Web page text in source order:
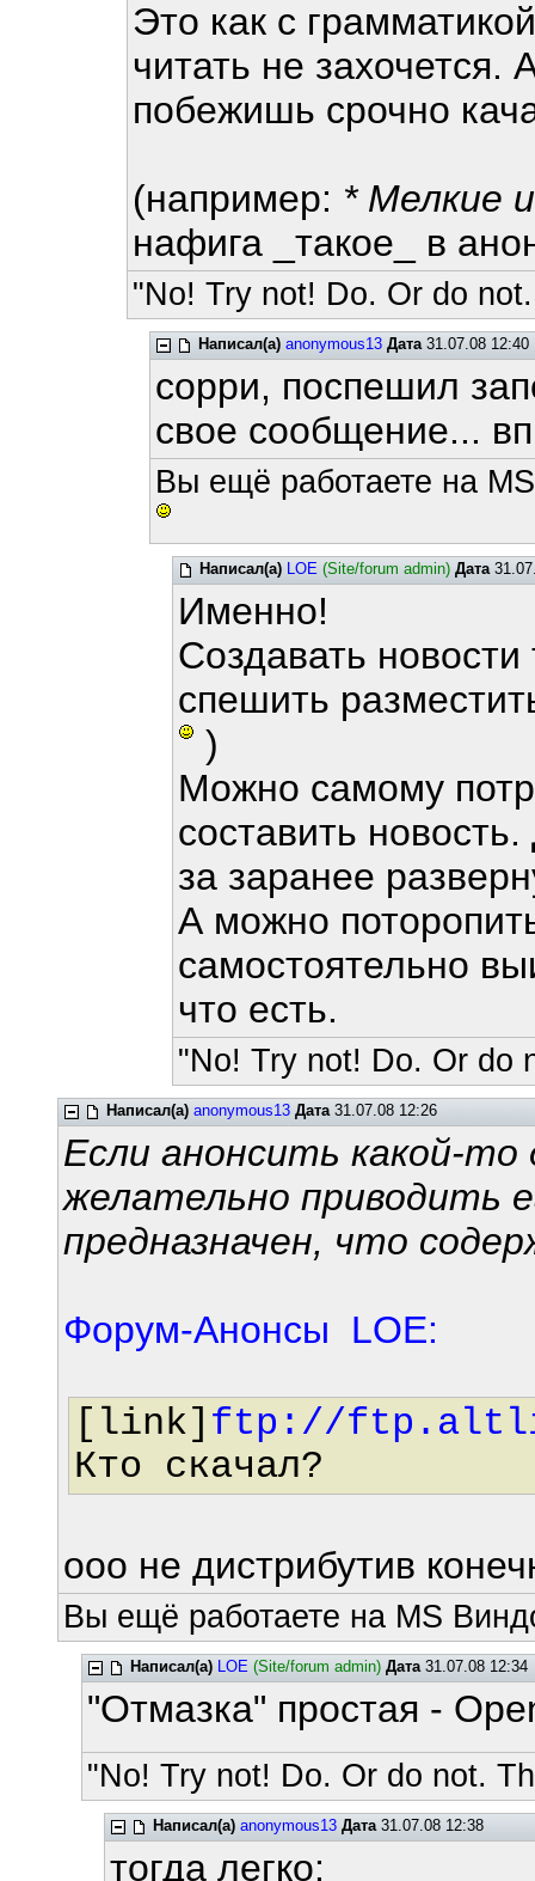
Это как с
читать не захочется.
побежишь срочно
(например: * Мелкие
нафига _такое_ в
"No! Try not! Do. Or do
Написал(а) anonymous13 Дата31.07.08 12:40
сорри, поспешил
свое сообщение...
Вы ещё работаете на
Написал(а) LOE (Site/forum admin) Дата
Именно!
Создавать
спешить
)
Можно самому
составить
за заранее
А можно
самостоятельно
что есть.
"No! Try not! Do. Or do
Написал(а) anonymous13 Дата31.07.08 12:26
Если анонсить какой-
желательно приводить
предназначен, что
Форум-Анонсы LOE:
[link] ftp://
Кто скачал?
ооо не дистрибутив
Вы ещё работаете на MS
Написал(а) LOE (Site/forum admin) Дата31.07.08 12:34
"Отмазка" простая -
"No! Try not! Do. Or do not.
Написал(а) anonymous13 Дата31.07.08 12:38
тогда легко: